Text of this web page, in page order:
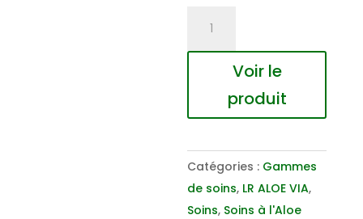
après-
shampoing
Voir le
produit
Catégories : Gammes
de soins, LR ALOE VIA,
Soins, Soins à l'Aloe